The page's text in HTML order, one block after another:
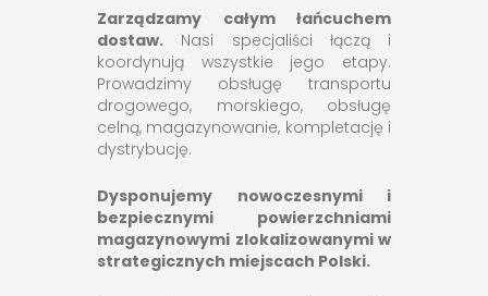
Zarządzamy całym łańcuchem
dostaw. Nasi specjaliści łączą i
koordynują wszystkie jego etapy.
Prowadzimy obsługę transportu
drogowego, morskiego, obsługę
celną, magazynowanie, kompletację i
dystrybucję.
Dysponujemy nowoczesnymi i
bezpiecznymi powierzchniami
magazynowymi zlokalizowanymi w
strategicznych miejscach Polski.